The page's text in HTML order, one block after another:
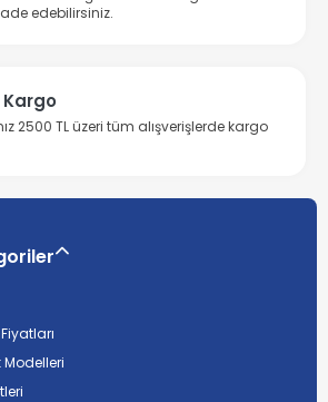
edebilirsiniz.
2500 TL üzeri tüm alışverişlerde kargo